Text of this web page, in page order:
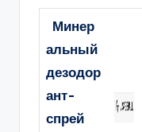
Минер
альный
дезодор
ант-
спрей